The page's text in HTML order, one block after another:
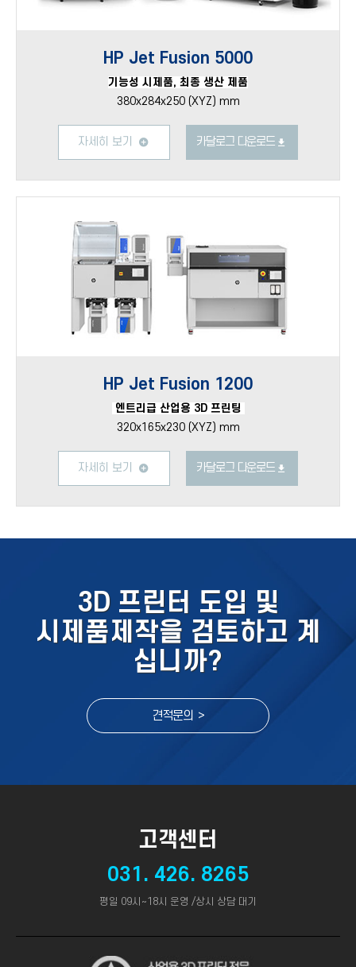
HP Jet Fusion 5000
기능성 시제품, 최종 생산 제품
380x284x250 (XYZ) mm
자세히 보기 카달로그 다운로드
HP Jet Fusion 1200
엔트리급 산업용 3D 프린팅
320x165x230 (XYZ) mm
자세히 보기 카달로그 다운로드
3D 프린터 도입 및
시제품제작을 검토하고 계
십니까?
견적문의 >
고객센터
031. 426. 8265
평일 09시~18시 운영 /상시 상담 대기